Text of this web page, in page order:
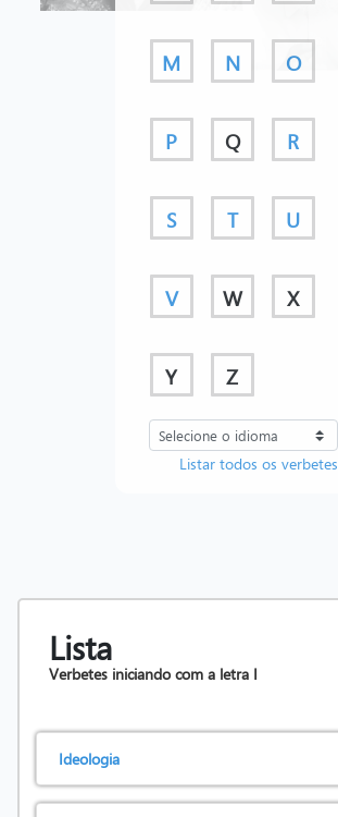
M N O
P Q R
S T U
V W X
Y Z
Listar todos os verbetes
Lista
Verbetes iniciando com a letra I
Ideologia